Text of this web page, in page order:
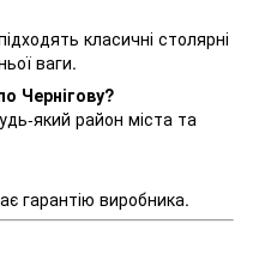
класичні столярні
ваги.
Чернігову?
який район міста та
гарантію виробника.